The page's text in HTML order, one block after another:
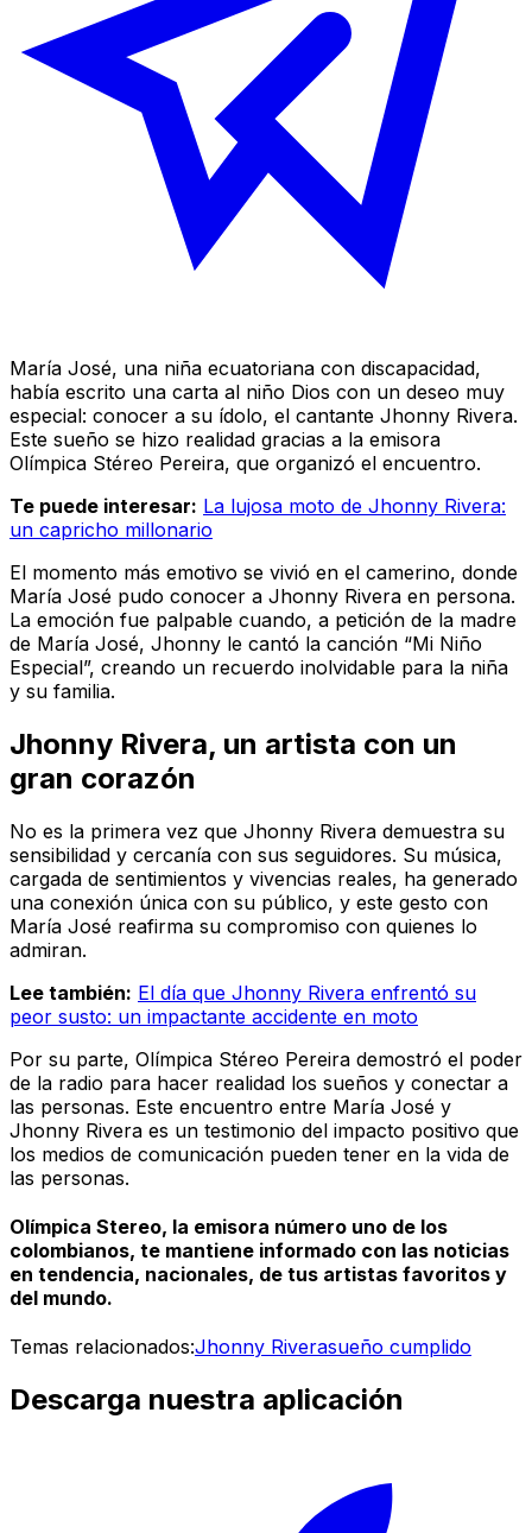
María José, una niña ecuatoriana con discapacidad,
había escrito una carta al niño Dios con un deseo muy
especial: conocer a su ídolo, el cantante Jhonny Rivera.
Este sueño se hizo realidad gracias a la emisora
Olímpica Stéreo Pereira, que organizó el encuentro.
Te puede interesar: La lujosa moto de Jhonny Rivera:
un capricho millonario
El momento más emotivo se vivió en el camerino, donde
María José pudo conocer a Jhonny Rivera en persona.
La emoción fue palpable cuando, a petición de la madre
de María José, Jhonny le cantó la canción “Mi Niño
Especial”, creando un recuerdo inolvidable para la niña
y su familia.
Jhonny Rivera, un artista con un
gran corazón
No es la primera vez que Jhonny Rivera demuestra su
sensibilidad y cercanía con sus seguidores. Su música,
cargada de sentimientos y vivencias reales, ha generado
una conexión única con su público, y este gesto con
María José reafirma su compromiso con quienes lo
admiran.
Lee también: El día que Jhonny Rivera enfrentó su
peor susto: un impactante accidente en moto
Por su parte, Olímpica Stéreo Pereira demostró el poder
de la radio para hacer realidad los sueños y conectar a
las personas. Este encuentro entre María José y
Jhonny Rivera es un testimonio del impacto positivo que
los medios de comunicación pueden tener en la vida de
las personas.
Olímpica Stereo, la emisora número uno de los
colombianos, te mantiene informado con las noticias
en tendencia, nacionales, de tus artistas favoritos y
del mundo.
Temas relacionados:Jhonny Riverasueño cumplido
Descarga nuestra aplicación